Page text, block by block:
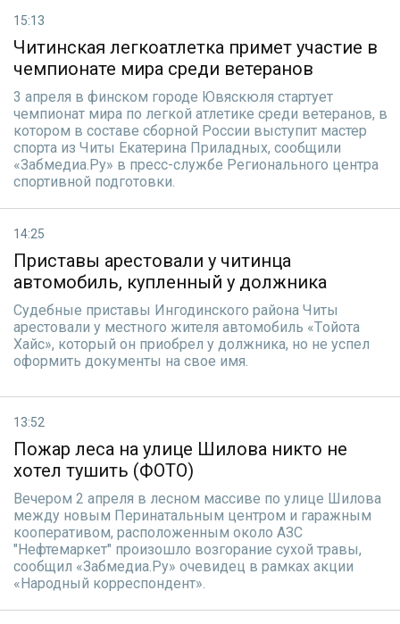
15:13
Читинская легкоатлетка примет участие в
чемпионате мира среди ветеранов
3 апреля в финском городе Ювяскюля стартует
чемпионат мира по легкой атлетике среди ветеранов, в
котором в составе сборной России выступит мастер
спорта из Читы Екатерина Приладных, сообщили
«Забмедиа.Ру» в пресс-службе Регионального центра
спортивной подготовки.
14:25
Приставы арестовали у читинца
автомобиль, купленный у должника
Судебные приставы Ингодинского района Читы
арестовали у местного жителя автомобиль «Tойота
Хайс», который он приобрел у должника, но не успел
оформить документы на свое имя.
13:52
Пожар леса на улице Шилова никто не
хотел тушить (ФОТО)
Вечером 2 апреля в лесном массиве по улице Шилова
между новым Перинатальным центром и гаражным
кооперативом, расположенным около АЗС
"Нефтемаркет" произошло возгорание сухой травы,
сообщил «Забмедиа.Ру» очевидец в рамках акции
«Народный корреспондент».